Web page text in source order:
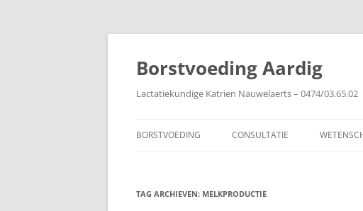
Ga
inhoud
Borstvoeding Aardig
Lactatiekundige Katrien Nauwelaerts – 0474/03.65.02
BORSTVOEDING
AFBOUWEN
CONSULTATIE
TAG ARCHIEVEN: MELKPRODUCTIE